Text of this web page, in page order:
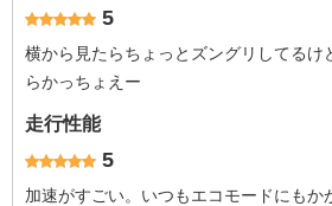
5
横から見たらちょっとズングリしてるけ
らかっちょえー
走行性能
5
加速がすごい。いつもエコモードにもか